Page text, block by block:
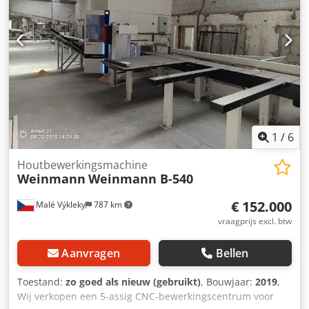
1 / 6
Malé Výkleky 787 km
Houtbewerkingsmachine
Weinmann Weinmann B-540
€ 152.000
vraagprijs excl. btw
Aanvragen Bellen
Toestand: zo goed als nieuw (gebruikt), Bouwjaar: 2019,
Wij verkopen een 5-assig CNC-bewerkingscentrum voor